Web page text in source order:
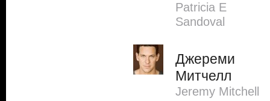
Patricia E
Sandoval
Джереми
Митчелл
Jeremy Mitchell